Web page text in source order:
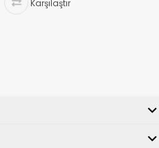
Karşılaştır